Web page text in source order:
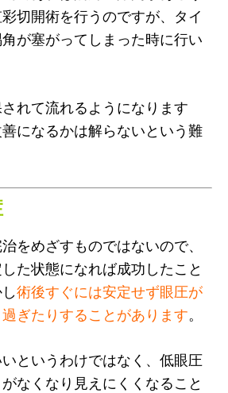
切開術を行うのですが、タイ
が塞がってしまった時に行い
れて流れるようになります
になるかは解らないという難
をめざすものではないので、
た状態になれば成功したこと
術後すぐには安定せず眼圧が
過ぎたりすることがあります。
というわけではなく、低眼圧
なくなり見えにくくなること